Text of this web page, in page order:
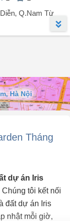
tốt, dân trí cao.
ty, lớp học, văn
Q.Nam Từ
Hà Nội
Tháng
dự án Iris
tôi kết nối
đất dự án Iris
nhật mỗi giờ,